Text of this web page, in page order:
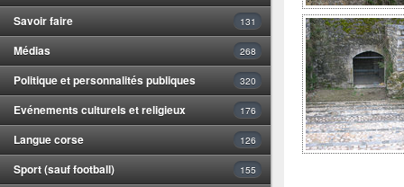
Savoir faire 131
Médias 268
Politique et personnalités publiques 320
Evénements culturels et religieux 176
Langue corse 126
Sport (sauf football) 155